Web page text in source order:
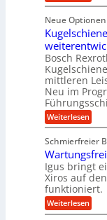
ü
r
r
a
u
e
U
m
g
e
b
u
n
g
e
n
i
g
a
n
g
t
e
l
l
e
n
f
r
p
r
ä
z
i
s
e
H
u
b
e
w
e
g
u
n
g
e
f
r
A
u
t
o
m
o
t
i
v
e
n
d
M
a
s
c
h
i
D
g
i
t
a
l
e
r
W
e
r
k
z
e
u
g
k
r
e
i
s
Neue
Bosch
mittleren
Neu im
Weiterlesen:
K
g
e
l
s
c
h
i
e
Schmierfreier
Igus bringt
Xiros auf
funktioniert.
Weiterlesen:
W